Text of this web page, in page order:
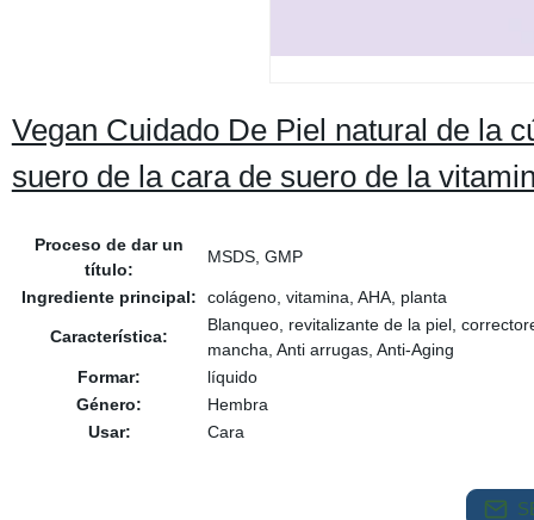
Vegan Cuidado De Piel natural de la
suero de la cara de suero de la
Proceso de dar un
título:
MSDS, GMP
Ingrediente principal: colágeno, vitamina, AHA, planta
Característica:
Blanqueo, revitalizante de la piel,
mancha, Anti arrugas, Anti-Aging
Formar:
líquido
Género:
Hembra
Usar:
Cara